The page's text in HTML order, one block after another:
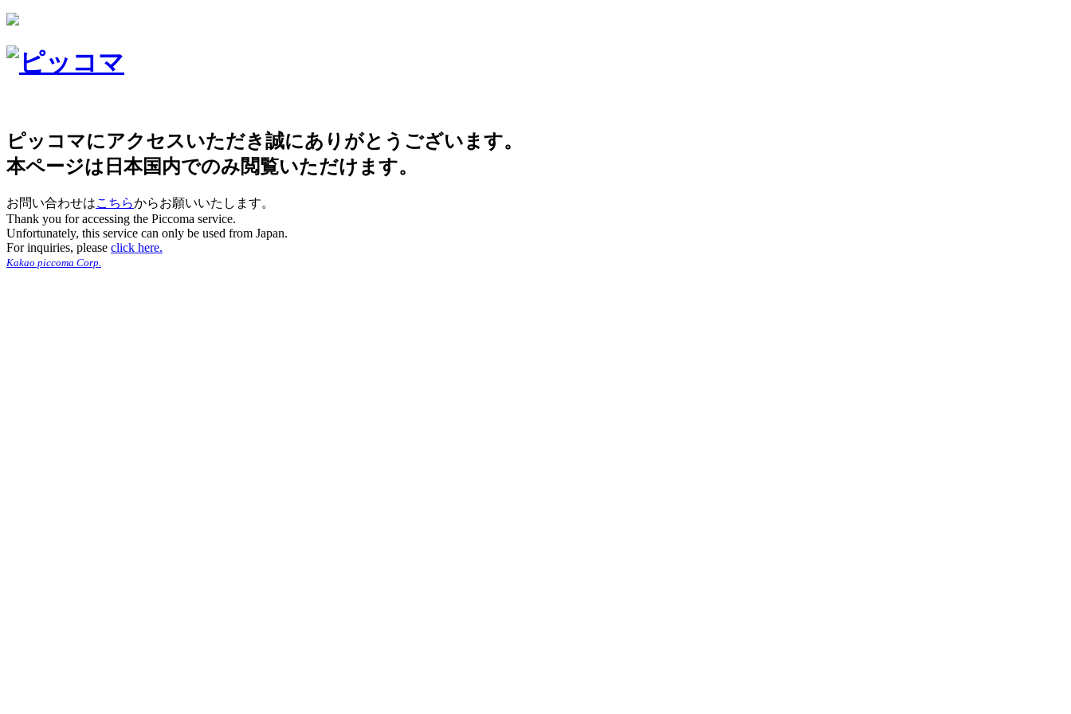
ピッコマにアクセスいただき誠にありがとうございます。
本ページは日本国内でのみ閲覧いただけます。
お問い合わせはこちらからお願いいたします。
Thank you for accessing the Piccoma service.
Unfortunately, this service can only be used from Japan.
For inquiries, please click here.
Kakao piccoma Corp.